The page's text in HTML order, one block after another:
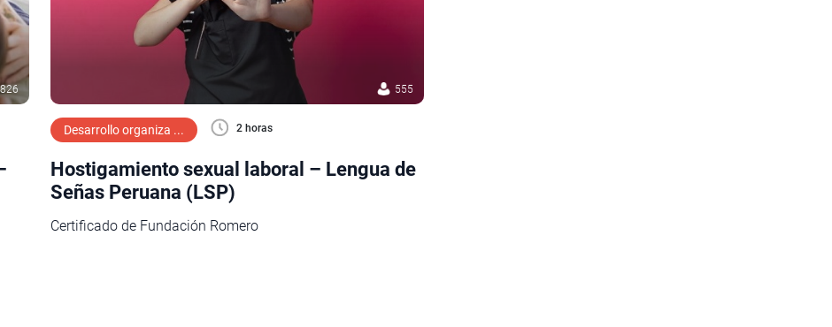
826 555
Desarrollo organiza ... 2 horas
Hostigamiento sexual laboral – Lengua de
Señas Peruana (LSP)
Certificado de Fundación Romero